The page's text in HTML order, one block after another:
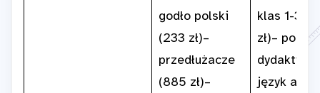
godło polski
(233 zł)–
przedłużacze
(885 zł)–
klas 1-3
zł)–
język